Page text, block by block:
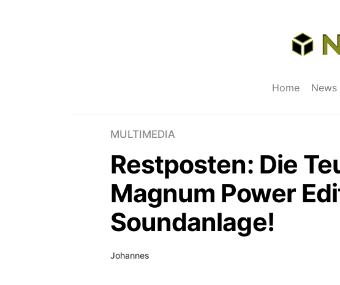
Home News
MULTIMEDIA
Restposten: Die
Magnum Power
Soundanlage!
Johannes